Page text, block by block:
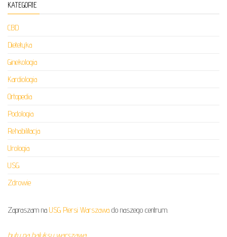
KATEGORIE
CBD
Dietetyka
Ginekologia
Kardiologia
Ortopedia
Podologia
Rehabilitacja
Urologia
USG
Zdrowie
Zapraszam na USG Piersi Warszawa do naszego centrum.